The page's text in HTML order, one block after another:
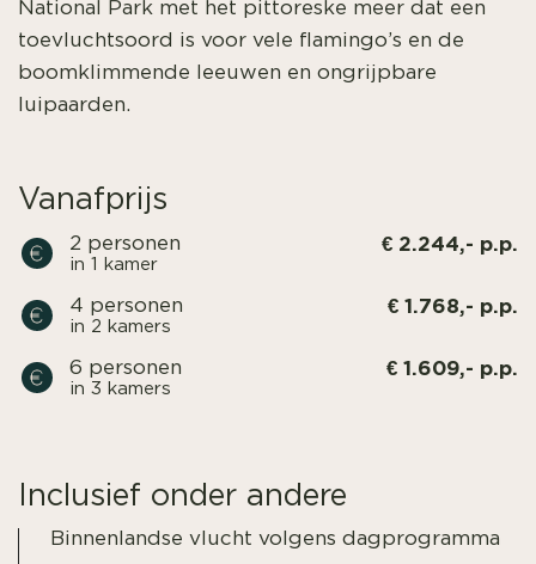
National Park met het pittoreske meer dat een
toevluchtsoord is voor vele flamingo’s en de
boomklimmende leeuwen en ongrijpbare
luipaarden.
Vanafprijs
2 personen
in 1 kamer
€ 2.244,- p.p.
4 personen
in 2 kamers
€ 1.768,- p.p.
6 personen
in 3 kamers
€ 1.609,- p.p.
Inclusief onder andere
Binnenlandse vlucht volgens dagprogramma